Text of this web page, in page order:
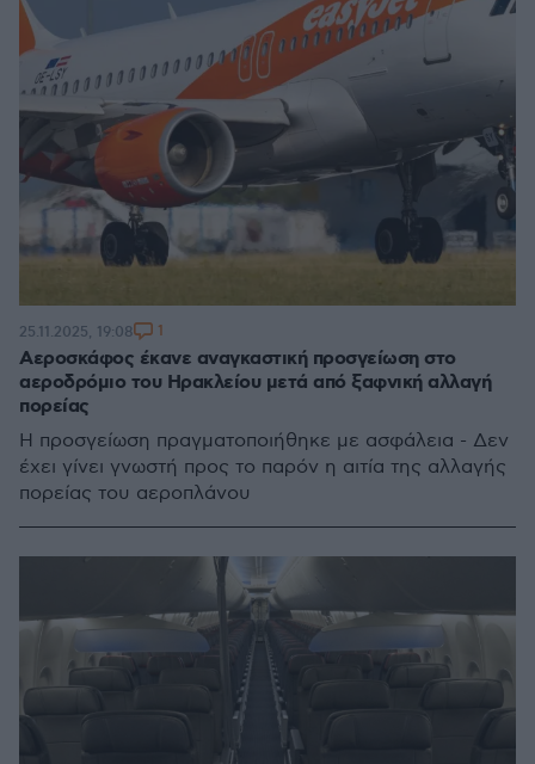
Αεροσκάφος έκανε αναγκαστική προσγείωση στο
αεροδρόμιο του Ηρακλείου μετά από ξαφνική αλλαγή
πορείας
Η προσγείωση πραγματοποιήθηκε με ασφάλεια - Δεν
έχει γίνει γνωστή προς το παρόν η αιτία της αλλαγής
πορείας του αεροπλάνου
25.11.2025, 19:08 1